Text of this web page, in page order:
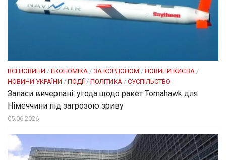
ВСІ НОВИНИ / ЕКОНОМІКА / ЗА КОРДОНОМ / НОВИНИ КИЄВА /
НОВИНИ УКРАЇНИ / ПОДІЇ/ ПОЛІТИКА / СУСПІЛЬСТВО
Запаси вичерпані: угода щодо ракет Tomahawk для
Німеччини під загрозою зриву
05.06.2026